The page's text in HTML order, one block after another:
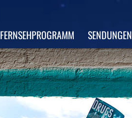
FERNSEHPROGRAMM SENDUNGEN